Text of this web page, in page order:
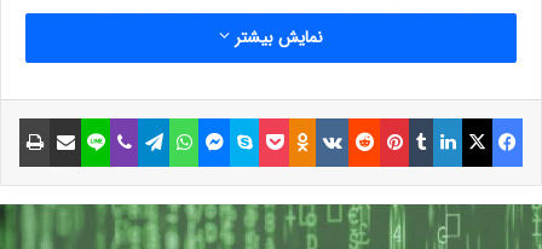
وزارت خزانه داری آمریکا اعلام کرد هشتم دسامبر ۲۰۲۴ میلادی از
طریق شرکت «Beyond Trust» از نشتی امنیتی باخبر شده و هم
همچنین اف بی آی است تا گستره هک را ارزیابی کند.
سخنگوی سفارت چین در آمریکا مسئولیت این هک را نپذیرفت و
اعلام کرد پکن به شدت با حملات افترا آمیز آمریکا علیه چین بدون
مبنای واقعی مخالف است.
نمایش بیشتر
فیسبوک ایکس لینکداین تامبلر پینتریست Reddit
VKontakte
Odnoklassniki پاکت اسکایپ مسنجر واتس آپ تلگرام وایبر لاین اشتراک گذاری با ایمیل